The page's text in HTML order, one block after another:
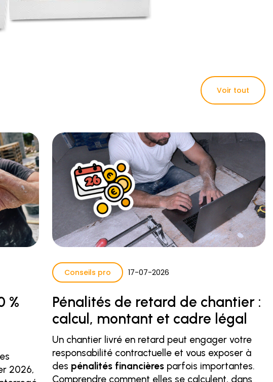
Voir tout
%
2026,
Conseils pro 17-07-2026
Pénalités de retard de chantier :
calcul, montant et cadre légal
Un chantier livré en retard peut engager votre
responsabilité contractuelle et vous exposer à
des pénalités financières parfois importantes.
Comprendre comment elles se calculent, dans